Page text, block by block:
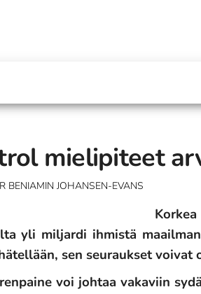
mielipiteet
BENIAMIN JOHANSEN-EVANS
yli miljardi ihmistä
sen seuraukset voivat
voi johtaa vakaviin